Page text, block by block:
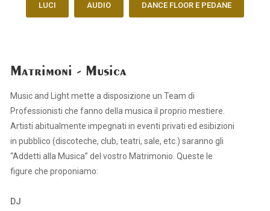
LUCI AUDIO DANCE FLOOR E PEDANE
Matrimoni - Musica
Music and Light mette a disposizione un Team di
Professionisti che fanno della musica il proprio mestiere.
Artisti abitualmente impegnati in eventi privati ed esibizioni
in pubblico (discoteche, club, teatri, sale, etc.) saranno gli
“Addetti alla Musica” del vostro Matrimonio. Queste le
figure che proponiamo:
DJ